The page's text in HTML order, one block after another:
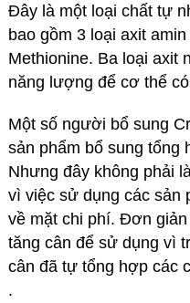
Đây là một loại chất tự
bao gồm 3 loại axit
Methionine. Ba loại axit
năng lượng để cơ thể
Một số người bổ sung
sản phẩm bổ sung tổng
Nhưng đây không phải
vì việc sử dụng các sản
về mặt chi phí. Đơn
tăng cân để sử dụng vì
cân đã tự tổng hợp các
.